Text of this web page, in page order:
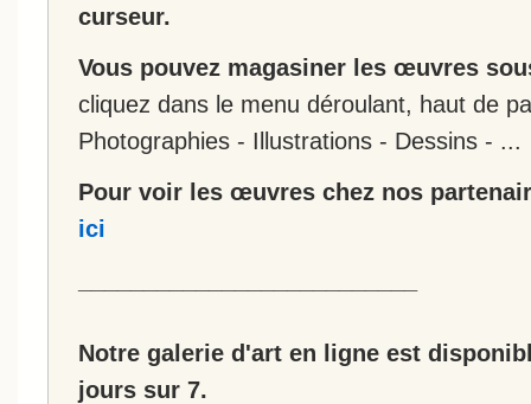
curseur.
Vous pouvez magasiner les œuvres
cliquez dans le menu déroulant, haut de
Photographies - Illustrations - Dessins - ...
Pour voir les œuvres chez nos
ici
Notre galerie d'art en ligne est
jours sur 7.